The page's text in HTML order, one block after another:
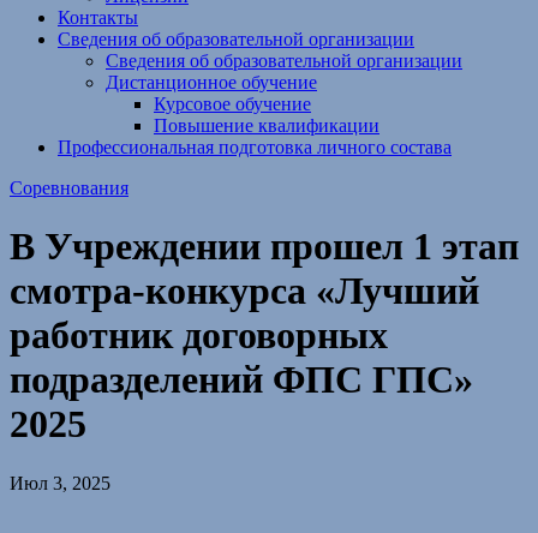
Контакты
Сведения об образовательной организации
Сведения об образовательной организации
Дистанционное обучение
Курсовое обучение
Повышение квалификации
Профессиональная подготовка личного состава
Соревнования
В Учреждении прошел 1 этап
смотра-конкурса «Лучший
работник договорных
подразделений ФПС ГПС»
2025
Июл 3, 2025